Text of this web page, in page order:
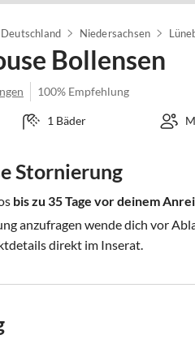
Deutschland Niedersachsen
Bollensen
100% Empfehlung
1 Bäder
Stornierung
bis zu 35 Tage vor deinem
anzufragen wende dich vor
direkt im Inserat.